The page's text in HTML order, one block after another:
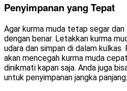
Penyimpanan yang Tepat
Agar kurma muda tetap segar dan
dengan benar. Letakkan kurma
udara dan simpan di dalam
akan mencegah kurma muda
dinikmati kapan saja. Anda juga
untuk penyimpanan jangka panjang.